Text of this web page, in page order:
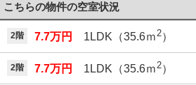
こちらの物件の空室状況
2階 7.7万円 1LDK（35.6ｍ2）
2階 7.7万円 1LDK（35.6ｍ 2）